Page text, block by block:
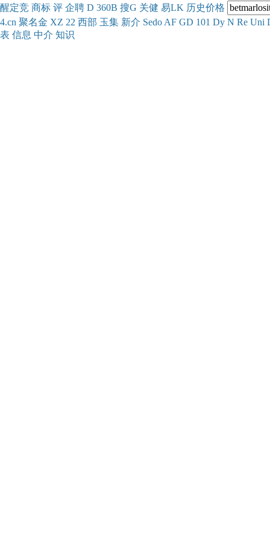
醒定竞 商标 评 企聘 D 360B 搜G 关健 易LK 历史价格
4.cn 聚名金 XZ 22 西部 玉集 新介 Sedo AF GD 101 Dy N Re Uni
表 信息 中介 知识